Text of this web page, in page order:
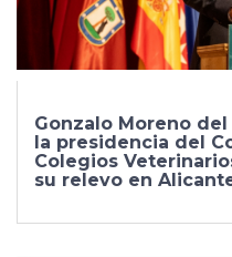
Gonzalo Moreno
la presidencia del
Colegios
su relevo en